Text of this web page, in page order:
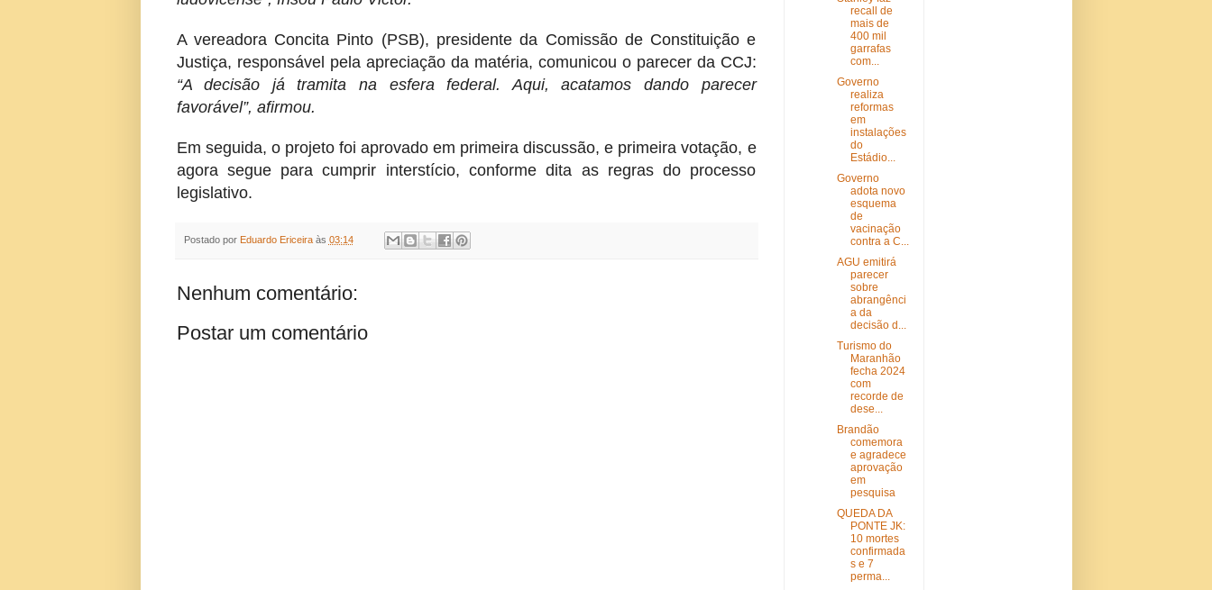
A vereadora Concita Pinto (PSB), presidente da Comissão de Constituição e
Justiça, responsável pela apreciação da matéria, comunicou o parecer da CCJ:
“A decisão já tramita na esfera federal. Aqui, acatamos dando parecer
favorável”, afirmou.
Em seguida, o projeto foi aprovado em primeira discussão, e primeira votação, e
agora segue para cumprir interstício, conforme dita as regras do processo
legislativo.
Postado por Eduardo Ericeira às 03:14
Nenhum comentário:
Postar um comentário
recall de
mais de
400 mil
garrafas
com...
Governo
realiza
reformas
em
instalações
do
Estádio...
Governo
adota novo
esquema
de
vacinação
contra a C...
AGU emitirá
parecer
sobre
abrangênci
a da
decisão d...
Turismo do
Maranhão
fecha 2024
com
recorde de
dese...
Brandão
comemora
e agradece
aprovação
em
pesquisa
QUEDA DA
PONTE JK:
10 mortes
confirmada
s e 7
perma...